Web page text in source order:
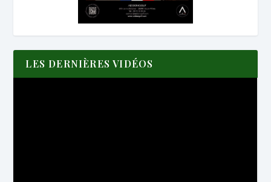
LES DERNIÈRES VIDÉOS